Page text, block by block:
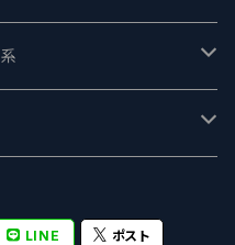
Brewing
ン
ッジー
レーターズ
LINE ポスト